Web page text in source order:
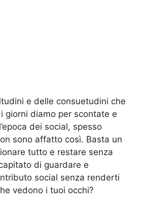
e delle consuetudini che
giorni diamo per scontate e
dei social, spesso
sono affatto così. Basta un
tutto e restare senza
di guardare e
social senza renderti
vedono i tuoi occhi?